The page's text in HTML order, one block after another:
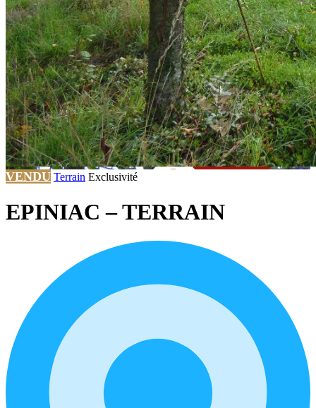
VENDU Terrain Exclusivité
EPINIAC – TERRAIN